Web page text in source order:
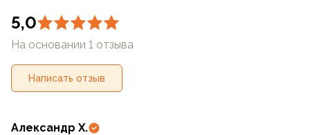
5,0
На основании 1 отзыва
Написать отзыв
Александр Х.